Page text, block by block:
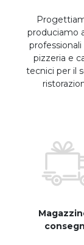
produciamo
professionali
pizzeria e
tecnici per il